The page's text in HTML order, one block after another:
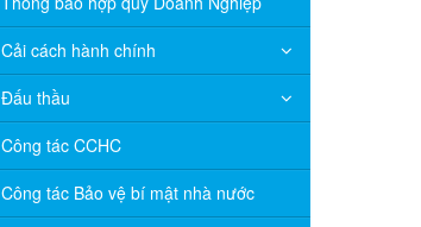
Cải cách hành chính
Đấu thầu
Công tác CCHC
Công tác Bảo vệ bí mật nhà nước